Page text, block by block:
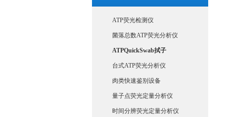
ATP荧光检测仪
菌落总数ATP荧光分析仪
ATPQuickSwab拭子
台式ATP荧光分析仪
肉类快速鉴别设备
量子点荧光定量分析仪
时间分辨荧光定量分析仪